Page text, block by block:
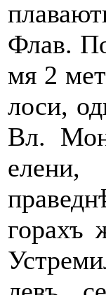
Флав.
мя 2
лоси,
Вл.
горахъ